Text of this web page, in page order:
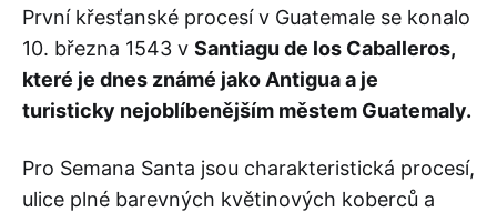
První křesťanské procesí v Guatemale se konalo
10. března 1543 v Santiagu de los Caballeros,
které je dnes známé jako Antigua a je
turisticky nejoblíbenějším městem Guatemaly.
Pro Semana Santa jsou charakteristická procesí,
ulice plné barevných květinových koberců a